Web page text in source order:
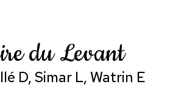
du Levant
D, Simar L, Watrin E